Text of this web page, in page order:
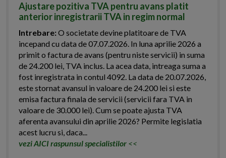
Ajustare pozitiva TVA pentru avans platit
anterior inregistrarii TVA in regim normal
Intrebare:O societate devine platitoare de TVA
incepand cu data de 07.07.2026. In luna aprilie 2026 a
primit o factura de avans (pentru niste servicii) in suma
de 24.200 lei, TVA inclus. La acea data, intreaga suma a
fost inregistrata in contul 4092. La data de 20.07.2026,
este stornat avansul in valoare de 24.200 lei si este
emisa factura finala de servicii (servicii fara TVA in
valoare de 30.000 lei). Cum se poate ajusta TVA
aferenta avansului din aprilie 2026? Permite legislatia
acest lucru si, daca...
vezi AICI raspunsul specialistilor <<